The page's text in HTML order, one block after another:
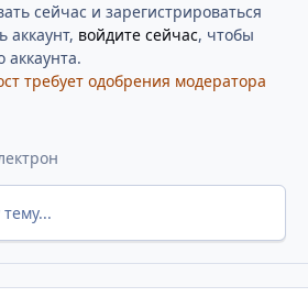
сейчас и зарегистрироваться
аккаунт, войдите сейчас, чтобы
аккаунта.
требует одобрения модератора